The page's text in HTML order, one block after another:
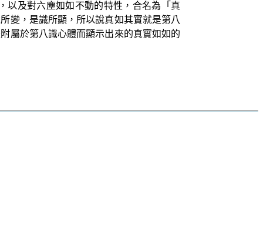
以及對六塵如如不動的特性，合名為「真
變，是識所顯，所以說真如其實就是第八
屬於第八識心體而顯示出來的真實如如的